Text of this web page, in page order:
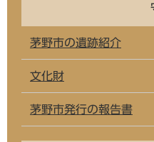
茅野市の遺跡紹介
文化財
茅野市発行の報告書